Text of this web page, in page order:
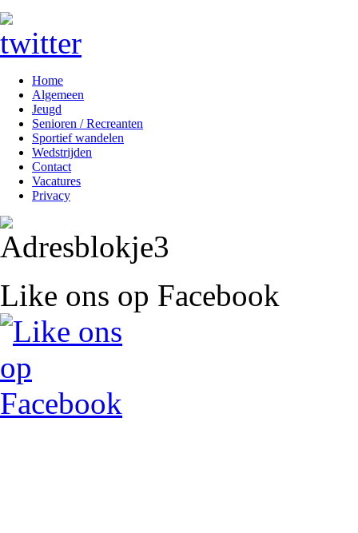
Home
Algemeen
Jeugd
Senioren / Recreanten
Sportief wandelen
Wedstrijden
Contact
Vacatures
Privacy
Like ons op Facebook